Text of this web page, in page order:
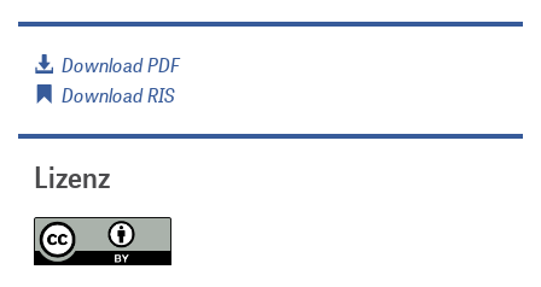
Download PDF
Download RIS
Lizenz